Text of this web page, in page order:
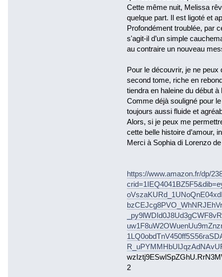
Cette même nuit, Melissa
quelque part. Il est ligoté et
Profondément troublée, par
s'agit-il d’un simple
au contraire un nouveau
Pour le découvrir, je ne
second tome, riche en
tiendra en haleine du début à
Comme déjà souligné pour
toujours aussi fluide et
Alors, si je peux me
cette belle histoire d’amour,
Merci à Sophia di Lorenzo
https://www.amazon.fr/dp/
2